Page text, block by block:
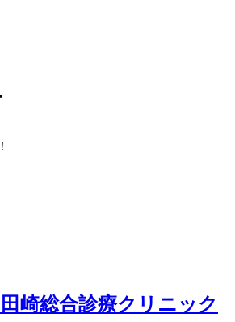
崎総合診療クリニック